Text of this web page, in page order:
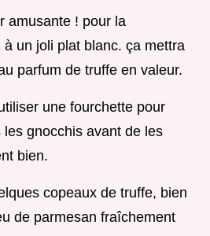
amusante ! pour la
un joli plat blanc. ça mettra
parfum de truffe en valeur.
une fourchette pour
gnocchis avant de les
bien.
copeaux de truffe, bien
de parmesan fraîchement